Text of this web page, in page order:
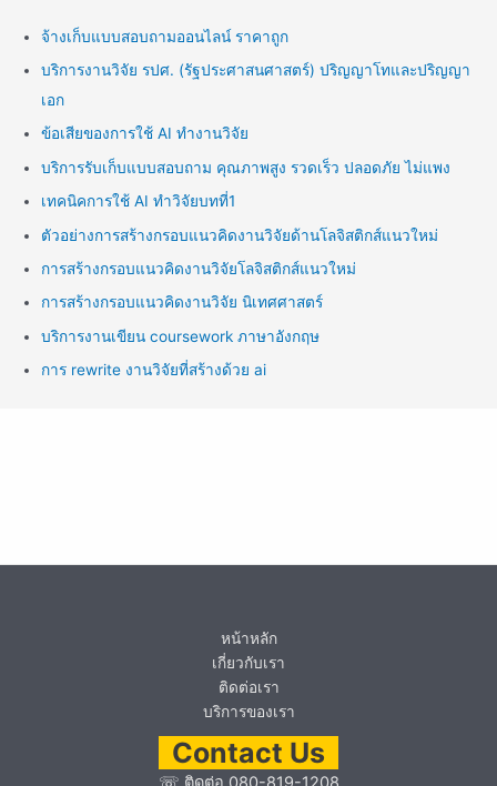
จ้างเก็บแบบสอบถามออนไลน์ ราคาถูก
บริการงานวิจัย รปศ. (รัฐประศาสนศาสตร์) ปริญญาโทและปริญญา
เอก
ข้อเสียของการใช้ AI ทำงานวิจัย
บริการรับเก็บแบบสอบถาม คุณภาพสูง รวดเร็ว ปลอดภัย ไม่แพง
เทคนิคการใช้ AI ทำวิจัยบทที่1
ตัวอย่างการสร้างกรอบแนวคิดงานวิจัยด้านโลจิสติกส์แนวใหม่
การสร้างกรอบแนวคิดงานวิจัยโลจิสติกส์แนวใหม่
การสร้างกรอบแนวคิดงานวิจัย นิเทศศาสตร์
บริการงานเขียน coursework ภาษาอังกฤษ
การ rewrite งานวิจัยที่สร้างด้วย ai
หน้าหลัก
เกี่ยวกับเรา
ติดต่อเรา
บริการของเรา
Contact Us